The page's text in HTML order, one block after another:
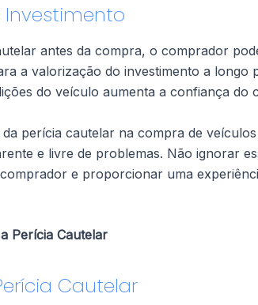
Investimento
antes da compra, o comprador
a valorização do investimento a longo
do veículo aumenta a confiança do
perícia cautelar na compra de
e livre de problemas. Não ignorar
e proporcionar uma
Perícia Cautelar
Cautelar